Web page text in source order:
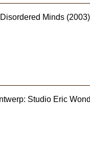
Minds
Studio Eric